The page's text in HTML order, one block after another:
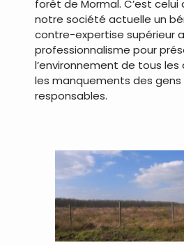
forêt de Mormal. C’est celui
notre société actuelle un
contre-expertise supérieur
professionnalisme pour
l’environnement de tous
les manquements des
responsables.